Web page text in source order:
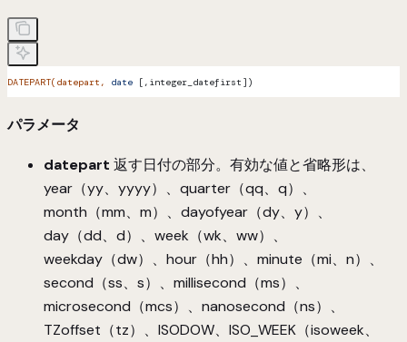
DATEPART(datepart, date [,integer_datefirst])
パラメータ
datepart 返す日付の部分。有効な値と省略形は、
year（yy、yyyy）、quarter（qq、q）、
month（mm、m）、dayofyear（dy、y）、
day（dd、d）、week（wk、ww）、
weekday（dw）、hour（hh）、minute（mi、n）、
second（ss、s）、millisecond（ms）、
microsecond（mcs）、nanosecond（ns）、
TZoffset（tz）、ISODOW、ISO_WEEK（isoweek、